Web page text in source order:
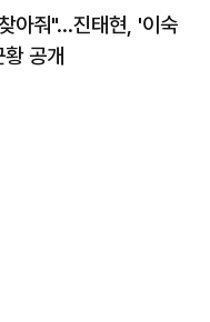
아줘"…진태현, '이숙
공개